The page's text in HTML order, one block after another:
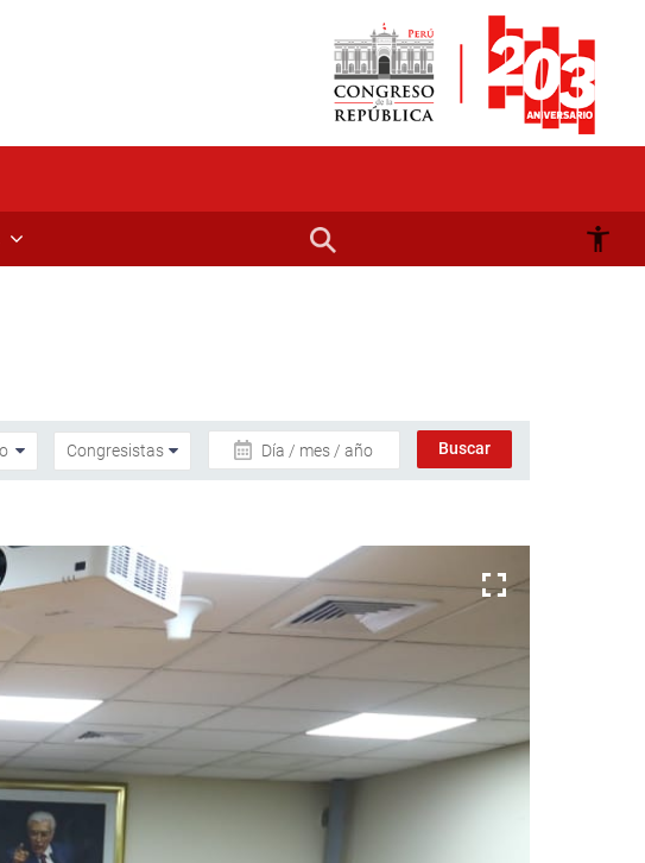
Día / mes / año